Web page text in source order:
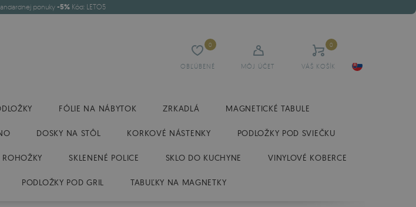
ponuky-5% Kód: LETO5
OBĽÚBENÉ
0
MÔJ ÚČET VÁŠ KOŠÍK
0
FÓLIE NA NÁBYTOK ZRKADLÁ MAGNETICKÉ TABULE
DOSKY NA STÔL KORKOVÉ NÁSTENKY PODLOŽKY POD SVIEČKU
ROHOŽKY SKLENENÉ POLICE SKLO DO KUCHYNE VINYLOVÉ KOBERCE
PODLOŽKY POD GRIL TABUĽKY NA MAGNETKY